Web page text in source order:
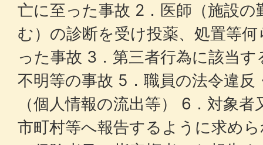
亡に至った事故 2．医師（施設の
む）の診断を受け投薬、処置等
った事故 3．第三者行為に該当
不明等の事故 5．職員の法令違反
（個人情報の流出等） 6．対象
市町村等へ報告するように求め